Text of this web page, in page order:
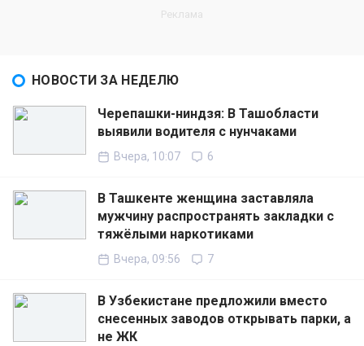
НОВОСТИ ЗА НЕДЕЛЮ
Черепашки-ниндзя: В Ташобласти
выявили водителя с нунчаками
Вчера, 10:07 6
В Ташкенте женщина заставляла
мужчину распространять закладки с
тяжёлыми наркотиками
Вчера, 09:56 7
В Узбекистане предложили вместо
снесенных заводов открывать парки, а
не ЖК